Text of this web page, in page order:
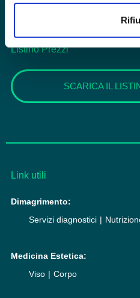
Listino Prezzi
SCARICA IL
Link utili
Dimagrimento:
Servizi diagnostici
Medicina Estetica:
Viso
Corpo